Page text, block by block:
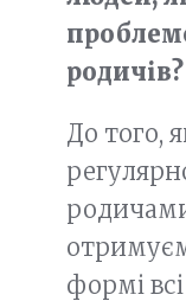
родичів?
До того,
формі